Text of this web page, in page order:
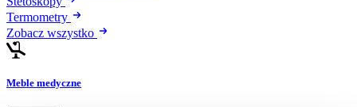
Termometry
Zobacz wszystko
Meble medyczne